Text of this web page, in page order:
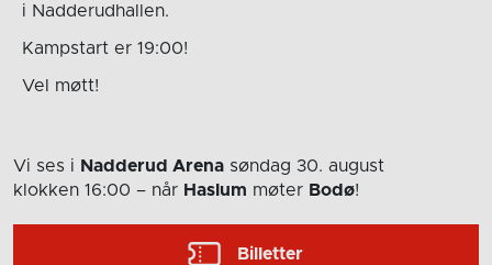
i Nadderudhallen.
Kampstart er 19:00!
Vel møtt!
Vi ses i Nadderud Arena søndag 30. august
klokken 16:00 – når Haslum møter Bodø!
Billetter